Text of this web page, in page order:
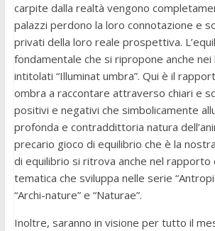
carpite dalla realtà vengono
palazzi perdono la loro connotazione e
privati della loro reale prospettiva.
fondamentale che si ripropone anche
intitolati “Illuminat umbra”. Qui è il
ombra a raccontare attraverso chiari e
positivi e negativi che simbolicamente
profonda e contraddittoria natura
precario gioco di equilibrio che è la
di equilibrio si ritrova anche nel rapporto
tematica che sviluppa nelle serie
“Archi-nature” e “Naturae”.
Inoltre, saranno in visione per tutto il